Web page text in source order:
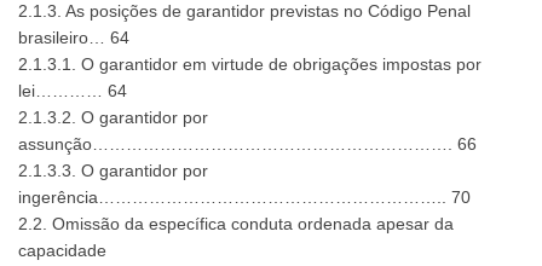
2.1.3. As posições de garantidor previstas no Código Penal
brasileiro… 64
2.1.3.1. O garantidor em virtude de obrigações impostas por
lei………… 64
2.1.3.2. O garantidor por
assunção………………………………………………………. 66
2.1.3.3. O garantidor por
ingerência…………………………………………………….. 70
2.2. Omissão da específica conduta ordenada apesar da
capacidade